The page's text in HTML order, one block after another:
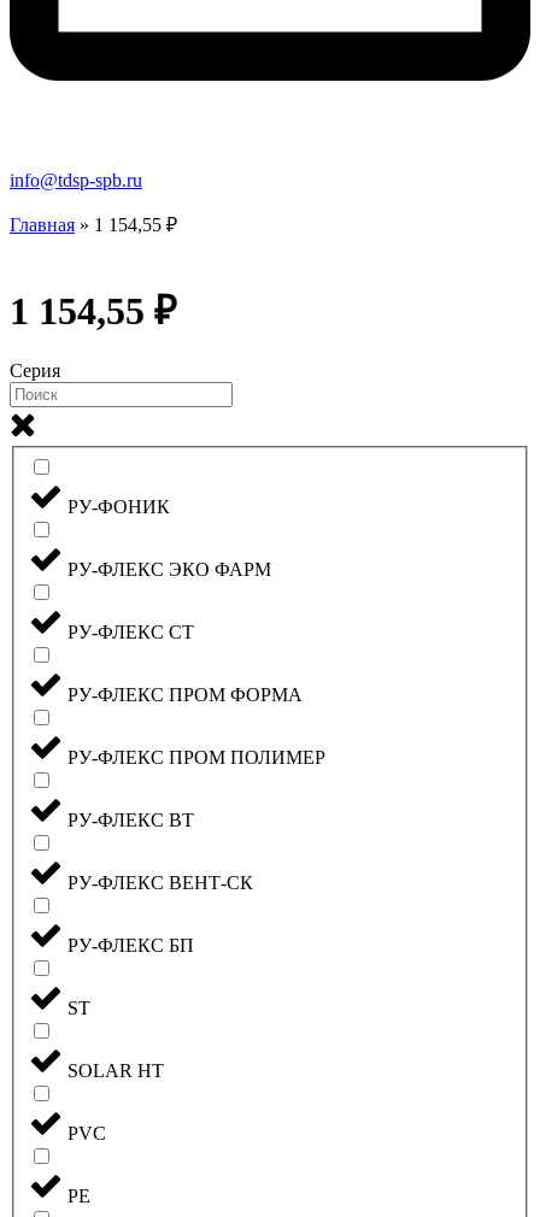
info@tdsp-spb.ru
Главная » 1 154,55 ₽
1 154,55 ₽
Серия
РУ-ФОНИК
РУ-ФЛЕКС ЭКО ФАРМ
РУ-ФЛЕКС СТ
РУ-ФЛЕКС ПРОМ ФОРМА
РУ-ФЛЕКС ПРОМ ПОЛИМЕР
РУ-ФЛЕКС ВТ
РУ-ФЛЕКС ВЕНТ-СК
РУ-ФЛЕКС БП
ST
SOLAR HT
PVC
PE